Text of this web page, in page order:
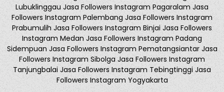
Lubuklinggau Jasa Followers Instagram Pagaralam Jasa
Followers Instagram Palembang Jasa Followers Instagram
Prabumulih Jasa Followers Instagram Binjai Jasa Followers
Instagram Medan Jasa Followers Instagram Padang
Sidempuan Jasa Followers Instagram Pematangsiantar Jasa
Followers Instagram Sibolga Jasa Followers Instagram
Tanjungbalai Jasa Followers Instagram Tebingtinggi Jasa
Followers Instagram Yogyakarta